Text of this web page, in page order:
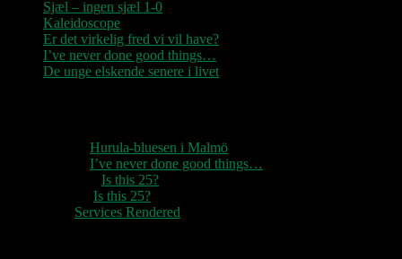
Sjæl – ingen sjæl 1-0
Kaleidoscope
Er det virkelig fred vi vil have?
I’ve never done good things…
De unge elskende senere i livet
Hurula-bluesen i Malmö
I’ve never done good things…
Is this 25?
Is this 25?
Services Rendered